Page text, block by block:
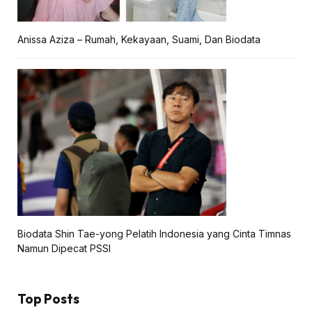
Anissa Aziza – Rumah, Kekayaan, Suami, Dan Biodata
Biodata Shin Tae-yong Pelatih Indonesia yang Cinta Timnas
Namun Dipecat PSSI
Top Posts